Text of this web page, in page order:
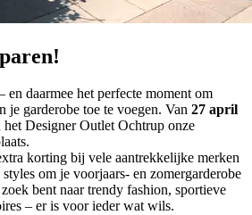
en daarmee het perfecte moment om
je garderobe toe te voegen. Van 27 april
Designer Outlet Ochtrup onze
korting bij vele aantrekkelijke merken
om je voorjaars‑ en zomergarderobe
bent naar trendy fashion, sportieve
– er is voor ieder wat wils.